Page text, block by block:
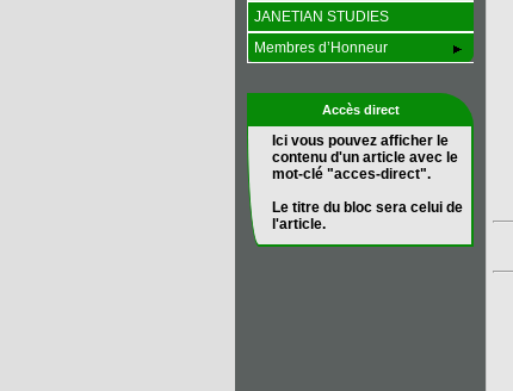
JANETIAN STUDIES
Membres d’Honneur
Accès direct
Ici vous pouvez afficher le
contenu d'un article avec le
mot-clé "acces-direct".
Le titre du bloc sera celui de
l'article.